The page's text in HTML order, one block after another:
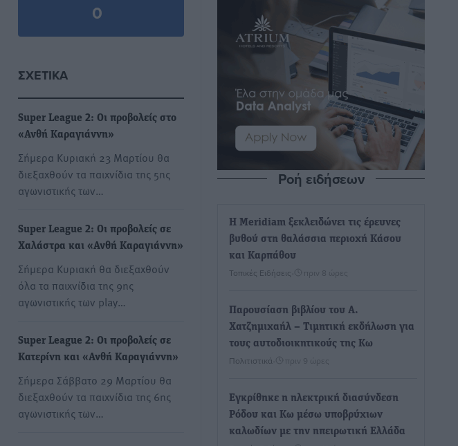
0
ΣΧΕΤΙΚΆ
Super League 2: Οι προβολείς στο
«Ανθή Καραγιάννη»
Σήμερα Κυριακή 23 Μαρτίου θα
διεξαχθούν τα παιχνίδια της 5ης
αγωνιστικής των…
Super League 2: Οι προβολείς σε
Χαλάστρα και «Ανθή Καραγιάννη»
Σήμερα Κυριακή θα διεξαχθούν
όλα τα παιχνίδια της 9ης
αγωνιστικής των play…
Super League 2: Οι προβολείς σε
Κατερίνη και «Ανθή Καραγιάννη»
Σήμερα Σάββατο 29 Μαρτίου θα
διεξαχθούν τα παιχνίδια της 6ης
αγωνιστικής των…
Ροή ειδήσεων
Η Meridiam ξεκλειδώνει τις έρευνες
βυθού στη θαλάσσια περιοχή Κάσου
και Καρπάθου
Τοπικές Ειδήσεις πριν 8 ώρες
Παρουσίαση βιβλίου του Α.
Χατζημιχαήλ – Τιμητική εκδήλωση για
τους αυτοδιοικητικούς της Κω
Πολιτιστικά πριν 9 ώρες
Εγκρίθηκε η ηλεκτρική διασύνδεση
Ρόδου και Κω μέσω υποβρύχιων
καλωδίων με την ηπειρωτική Ελλάδα